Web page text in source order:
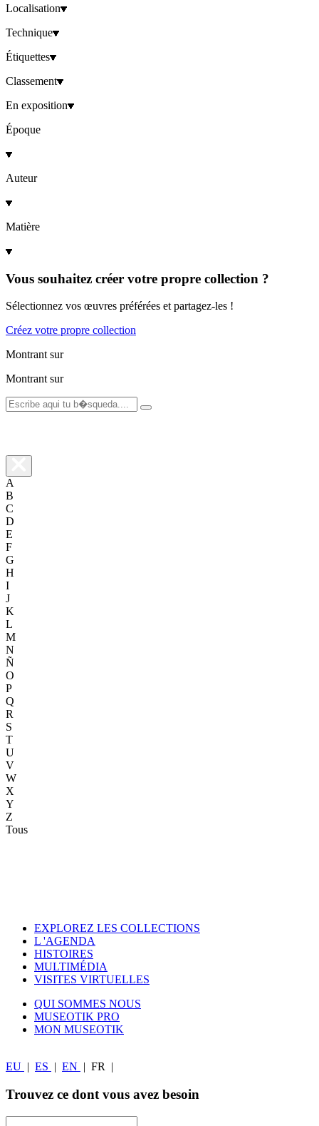
Localisation
Technique
Étiquettes
Classement
En exposition
Époque
Auteur
Matière
Vous souhaitez créer votre propre collection ?
Sélectionnez vos œuvres préférées et partagez-les !
Créez votre propre collection
Montrantsur
Montrantsur
A
B
C
D
E
F
G
H
I
J
K
L
M
N
Ñ
O
P
Q
R
S
T
U
V
W
X
Y
Z
Tous
EXPLOREZ LES COLLECTIONS
L 'AGENDA
HISTOIRES
MULTIMÉDIA
VISITES VIRTUELLES
QUI SOMMES NOUS
MUSEOTIK PRO
MON MUSEOTIK
EU ES EN FR
Trouvez ce dont vous avez besoin